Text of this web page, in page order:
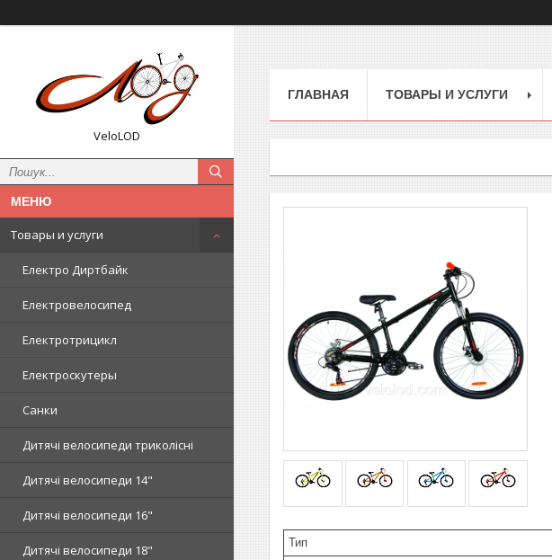
VeloLOD
Товары и услуги
Електро Диртбайк
Електровелосипед
Електротрицикл
Електроскутеры
Санки
Дитячі велосипеди триколісні
Дитячі велосипеди 14"
Дитячі велосипеди 16"
Дитячі велосипеди 18"
ГЛАВНАЯ ТОВАРЫ И УСЛУГИ
Тип